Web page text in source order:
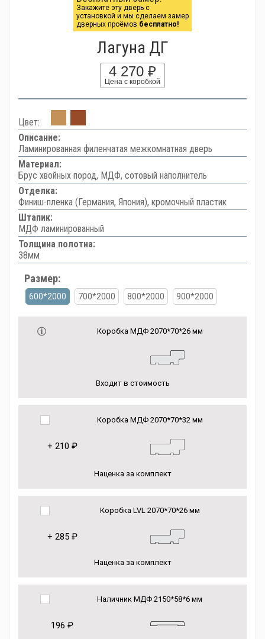
Закажите эту дверь с
установкой и мы сделаем замер
дверных проёмов бесплатно!
Лагуна ДГ
4 270 ₽
Цена с коробкой
Цвет:
Описание:
Ламинированная филенчатая межкомнатная дверь
Материал:
Брус хвойных пород, МДФ, сотовый наполнитель
Отделка:
Финиш-пленка (Германия, Япония), кромочный пластик
Штапик:
МДФ ламинированный
Толщина полотна:
38мм
Размер:
600*2000 700*2000 800*2000 900*2000
Коробка МДФ 2070*70*26 мм
Входит в стоимость
Коробка МДФ 2070*70*32 мм
+ 210 ₽
Наценка за комплект
Коробка LVL 2070*70*26 мм
+ 285 ₽
Наценка за комплект
Наличник МДФ 2150*58*6 мм
196 ₽